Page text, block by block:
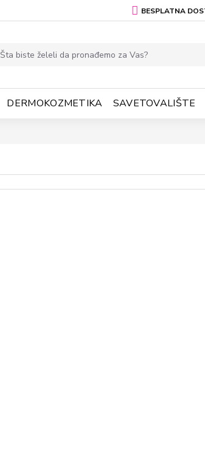
BESPLATNA
DERMOKOZMETIKA SAVETOVALIŠTE